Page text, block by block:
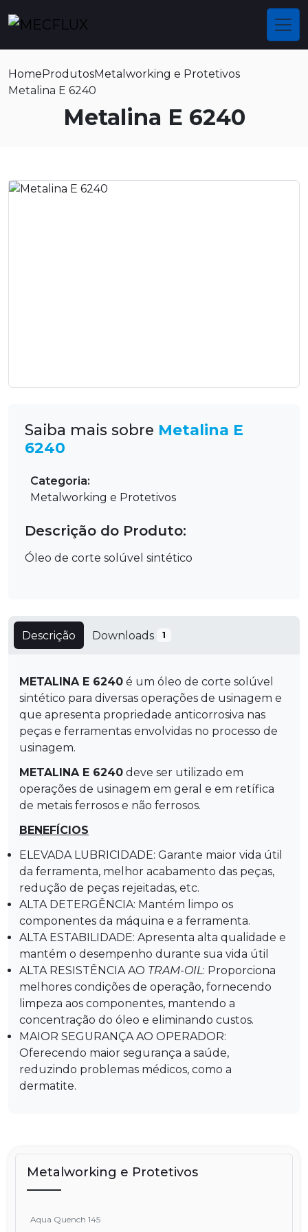
HomeProdutosMetalworking e Protetivos
Metalina E 6240
Metalina E 6240
Saiba mais sobre Metalina E
6240
Categoria:
Metalworking e Protetivos
Descrição do Produto:
Óleo de corte solúvel sintético
Descrição Downloads 1
METALINA E 6240 é um óleo de corte solúvel
sintético para diversas operações de usinagem e
que apresenta propriedade anticorrosiva nas
peças e ferramentas envolvidas no processo de
usinagem.
METALINA E 6240 deve ser utilizado em
operações de usinagem em geral e em retífica
de metais ferrosos e não ferrosos.
BENEFÍCIOS
ELEVADA LUBRICIDADE: Garante maior vida útil
da ferramenta, melhor acabamento das peças,
redução de peças rejeitadas, etc.
ALTA DETERGÊNCIA: Mantém limpo os
componentes da máquina e a ferramenta.
ALTA ESTABILIDADE: Apresenta alta qualidade e
mantém o desempenho durante sua vida útil
ALTA RESISTÊNCIA AO TRAM-OIL: Proporciona
melhores condições de operação, fornecendo
limpeza aos componentes, mantendo a
concentração do óleo e eliminando custos.
MAIOR SEGURANÇA AO OPERADOR:
Oferecendo maior segurança a saúde,
reduzindo problemas médicos, como a
dermatite.
Metalworking e Protetivos
Aqua Quench 145